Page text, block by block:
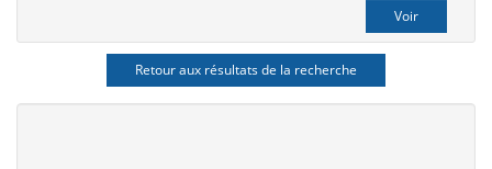
Retour aux résultats de la recherche